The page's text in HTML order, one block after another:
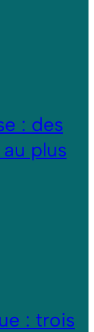
: des
plus
: trois